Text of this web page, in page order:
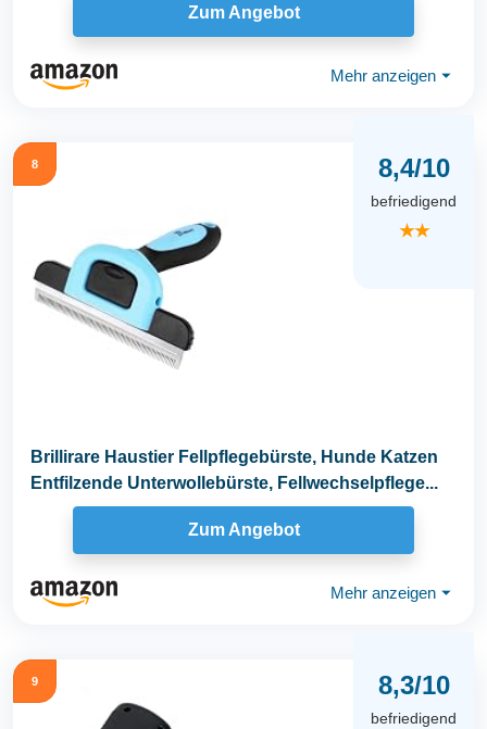
Zum Angebot
Mehr anzeigen ⏷
8 8,4/10
befriedigend
★★
Brillirare Haustier Fellpflegebürste, Hunde Katzen
Entfilzende Unterwollebürste, Fellwechselpflege...
Zum Angebot
Mehr anzeigen ⏷
9 8,3/10
befriedigend